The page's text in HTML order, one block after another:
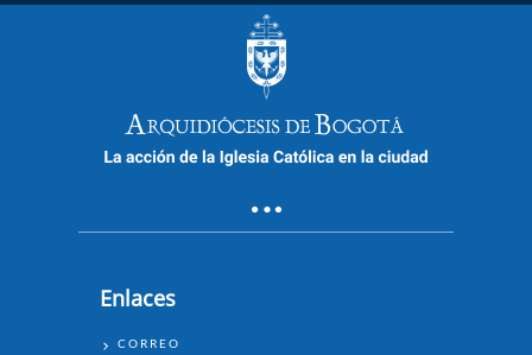
Enlaces
ENLACES
CORREO